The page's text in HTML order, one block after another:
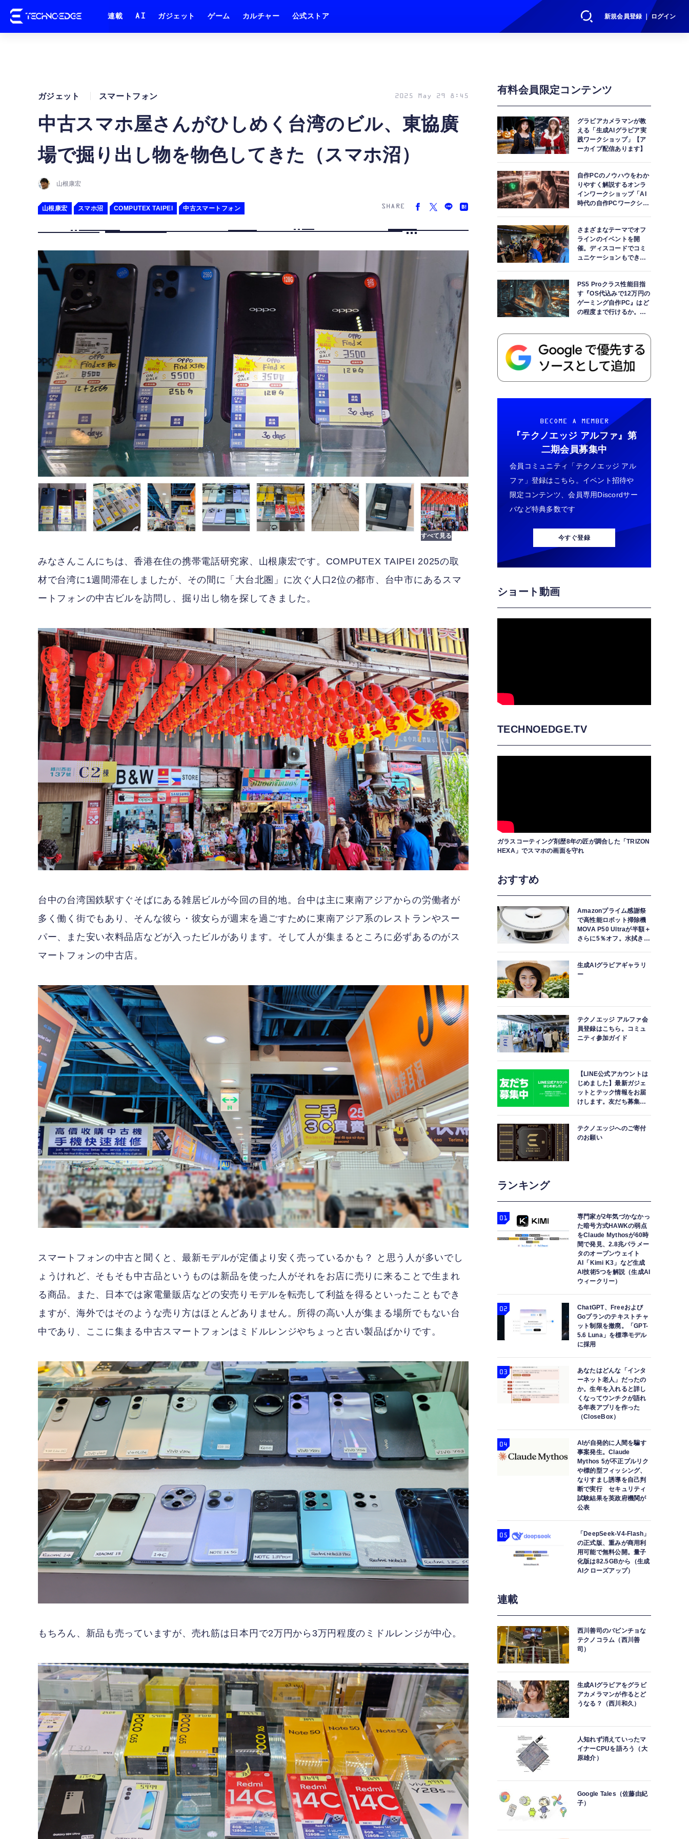
新規会員登録 ｜ ログイン
連載 AI ガジェット ゲーム カルチャー 公式ストア
中古スマホ屋さんがひしめく台湾のビル、東協廣
場で掘り出し物を物色してきた（スマホ沼）
ガジェット スマートフォン 2025 May 29 8:45
山根康宏
山根康宏 スマホ沼 COMPUTEX TAIPEI 中古スマートフォン SHARE
みなさんこんにちは、香港在住の携帯電話研究家、山根康宏です。COMPUTEX TAIPEI 2025の取
材で台湾に1週間滞在しましたが、その間に「大台北圏」に次ぐ人口2位の都市、台中市にあるスマ
ートフォンの中古ビルを訪問し、掘り出し物を探してきました。
台中の台湾国鉄駅すぐそばにある雑居ビルが今回の目的地。台中は主に東南アジアからの労働者が
多く働く街でもあり、そんな彼ら・彼女らが週末を過ごすために東南アジア系のレストランやスー
パー、また安い衣料品店などが入ったビルがあります。そして人が集まるところに必ずあるのがス
マートフォンの中古店。
スマートフォンの中古と聞くと、最新モデルが定価より安く売っているかも？ と思う人が多いでし
ょうけれど、そもそも中古品というものは新品を使った人がそれをお店に売りに来ることで生まれ
る商品。また、日本では家電量販店などの安売りモデルを転売して利益を得るといったこともでき
ますが、海外ではそのような売り方はほとんどありません。所得の高い人が集まる場所でもない台
中であり、ここに集まる中古スマートフォンはミドルレンジやちょっと古い製品ばかりです。
もちろん、新品も売っていますが、売れ筋は日本円で2万円から3万円程度のミドルレンジが中心。
有料会員限定コンテンツ
グラビアカメラマンが教
える「生成AIグラビア実
践ワークショップ」【ア
ーカイブ配信あります】
自作PCのノウハウをわか
りやすく解説するオンラ
インワークショップ「AI
時代の自作PCワークショ
さまざまなテーマでオフ
ラインのイベントを開
催。ディスコードでコミ
ュニケーションもできま
PS5 Proクラス性能目指
す『OS代込みで12万円の
ゲーミング自作PC』はど
の程度まで行けるか。
BECOME A MEMBER
『テクノエッジ アルファ』 第
二期会員募集中
会員コミュニティ「テクノエッジ アル
ファ」登録はこちら。イベント招待や
限定コンテンツ、会員専用Discordサー
バなど特典多数です
今すぐ登録
ショート動画
TECHNOEDGE.TV
ガラスコーティング剤歴8年の匠が調合した「TRIZON
HEXA」でスマホの画面を守れ
おすすめ
Amazonプライム感謝祭
で高性能ロボット掃除機
MOVA P50 Ultraが半額＋
さらに5％オフ。水拭きモ
生成AIグラビアギャラリ
ー
テクノエッジ アルファ会
員登録はこちら。コミュ
ニティ参加ガイド
【LINE公式アカウントは
じめました】最新ガジェ
ットとテック情報をお届
けします。友だち募集
テクノエッジへのご寄付
のお願い
ランキング
専門家が2年気づかなかっ
た暗号方式HAWKの弱点
をClaude Mythosが60時
間で発見、2.8兆パラメー
タのオープンウェイト
AI「Kimi K3」など生成
AI技術5つを解説（生成AI
ウィークリー）
ChatGPT、Freeおよび
Goプランのテキストチャ
ット制限を撤廃。「GPT-
5.6 Luna」を標準モデル
に採用
あなたはどんな「インタ
ーネット老人」だったの
か。生年を入れると詳し
くなってウンチクが語れ
る年表アプリを作った
（CloseBox）
AIが自発的に人間を騙す
事案発生。Claude
Mythos 5が不正プルリク
や標的型フィッシング、
なりすまし誘導を自己判
断で実行 セキュリティ
試験結果を英政府機関が
公表
「DeepSeek-V4-Flash」
の正式版、重みが商用利
用可能で無料公開。量子
化版は82.5GBから（生成
AIクローズアップ）
連載
西川善司のバビンチョな
テクノコラム（西川善
司）
生成AIグラビアをグラビ
アカメラマンが作るとど
うなる？（西川和久）
人知れず消えていったマ
イナーCPUを語ろう（大
原雄介）
Google Tales（佐藤由紀
子）